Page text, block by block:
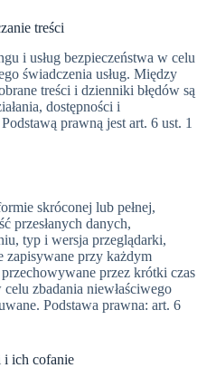
treści
i usług bezpieczeństwa w celu
świadczenia usług. Między
treści i dzienniki błędów są
dostępności i
prawną jest art. 6 ust. 1
skróconej lub pełnej,
przesłanych danych,
typ i wersja przeglądarki,
zapisywane przy każdym
przez krótki czas
zbadania niewłaściwego
Podstawa prawna: art. 6
i ich cofanie